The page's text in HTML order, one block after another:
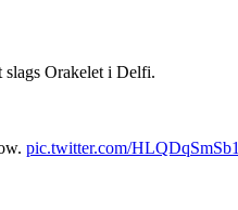
slags Orakelet i Delfi.
pic.twitter.com/HLQDqSmSb1